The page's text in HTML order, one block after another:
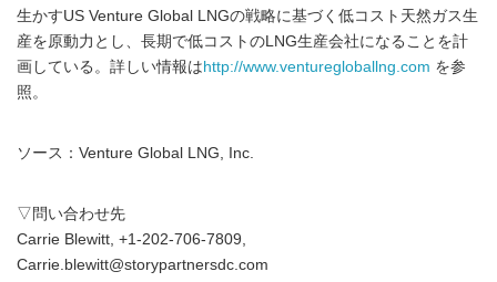
生かすUS Venture Global LNGの戦略に基づく低コスト天然ガス生
産を原動力とし、長期で低コストのLNG生産会社になることを計
画している。詳しい情報は http://www.venturegloballng.com を参
照。
ソース：Venture Global LNG, Inc.
▽問い合わせ先
Carrie Blewitt, +1-202-706-7809,
Carrie.blewitt@storypartnersdc.com